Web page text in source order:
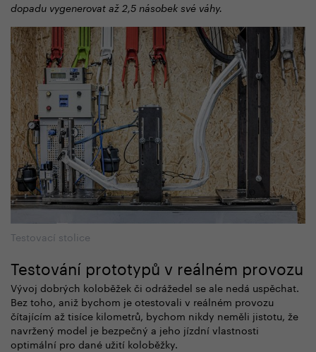
dopadu vygenerovat až 2,5 násobek své váhy.
Testovací stolice
Testování prototypů v reálném provozu
Vývoj dobrých koloběžek či odrážedel se ale nedá uspěchat.
Bez toho, aniž bychom je otestovali v reálném provozu
čítajícím až tisíce kilometrů, bychom nikdy neměli jistotu, že
navržený model je bezpečný a jeho jízdní vlastnosti
optimální pro dané užití koloběžky.